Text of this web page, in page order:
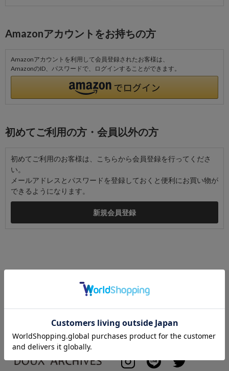
Amazonアカウントをお持ちの方
Amazonアカウントを利用して会員登録されたお客様は、
AmazonのID、パスワードで、ログインすることができます。
初めてご利用の方・会員以外の方
初めてご利用のお客様は、こちらから会員登録を行ってくださ
い。
メールアドレスとパスワードを登録しておくと便利にお買い物が
できるようになります。